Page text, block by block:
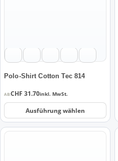
Polo-Shirt Cotton Tec 814
AB:CHF 31.70inkl. MwSt.
Ausführung wählen
können
auf
der
gewählt
werden